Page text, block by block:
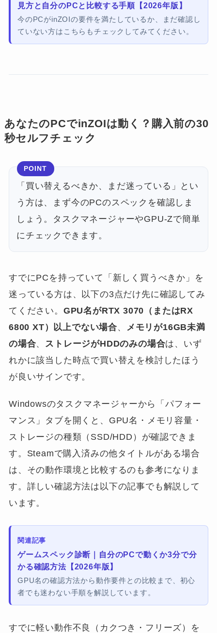
見方と自分のPCと比較する手順【2026年版】
今のPCがinZOIの要件を満たしているか、まだ確認し
ていない方はこちらもチェックしてみてください。
あなたのPCでinZOIは動く？購入前の30
秒セルフチェック
POINT
「買い替えるべきか、まだ迷っている」とい
う方は、まず今のPCのスペックを確認しま
しょう。タスクマネージャーやGPU-Zで簡単
にチェックできます。
すでにPCを持っていて「新しく買うべきか」を
迷っている方は、以下の3点だけ先に確認してみ
てください。 GPU名がRTX 3070（またはRX
6800 XT）以上でない場合、
メモリが16GB未満
の場合、 ストレージがHDDのみの場合は、いず
れかに該当した時点で買い替えを検討したほう
が良いサインです。
Windowsのタスクマネージャーから「パフォー
マンス」タブを開くと、GPU名・メモリ容量・
ストレージの種類（SSD/HDD）が確認できま
す。Steamで購入済みの他タイトルがある場合
は、その動作環境と比較するのも参考になりま
す。詳しい確認方法は以下の記事でも解説して
います。
関連記事
ゲームスペック診断｜自分のPCで動くか3分で分
かる確認方法【2026年版】
GPU名の確認方法から動作要件との比較まで、初心
者でも迷わない手順を解説しています。
すでに軽い動作不良（カクつき・フリーズ）を